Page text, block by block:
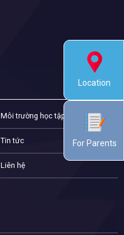
Môi trường học tập
Tin tức
Liên hệ
Location
For Parents